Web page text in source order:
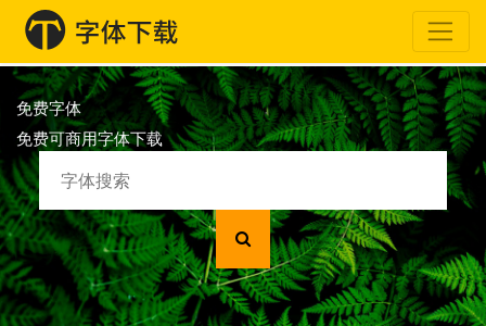
免费字体
免费可商用字体下载